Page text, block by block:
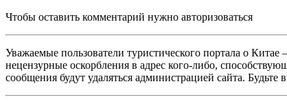
Чтобы оставить комментарий нужно авторизоваться
Уважаемые пользователи туристического портала о Китае
нецензурные оскорбления в адрес кого-либо,
сообщения будут удаляться администрацией сайта.